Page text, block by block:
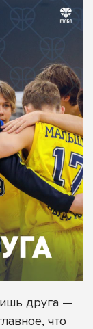
друга —
что